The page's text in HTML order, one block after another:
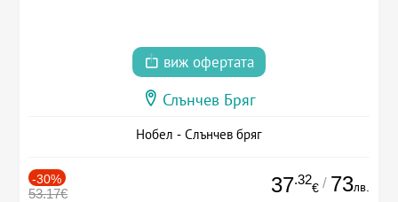
виж офертата
Слънчев Бряг
Нобел - Слънчев бряг
-30%
53.17€ 37.32
€ / 73лв.